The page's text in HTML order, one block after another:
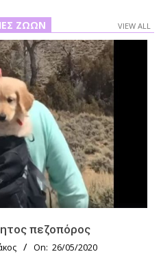
ΖΏΩΝ VIEW ALL
πεζοπόρος
On: 26/05/2020